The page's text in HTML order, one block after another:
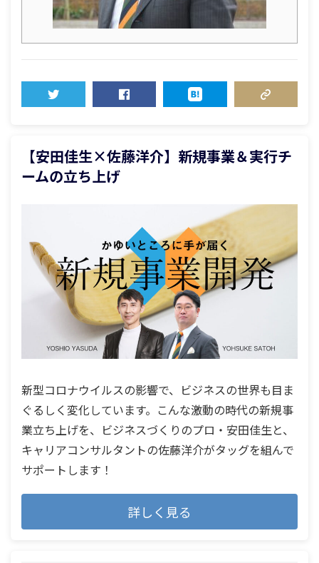
【安田佳生×佐藤洋介】新規事業＆実行チ
ームの立ち上げ
新型コロナウイルスの影響で、ビジネスの世界も目ま
ぐるしく変化しています。こんな激動の時代の新規事
業立ち上げを、ビジネスづくりのプロ・安田佳生と、
キャリアコンサルタントの佐藤洋介がタッグを組んで
サポートします！
詳しく見る